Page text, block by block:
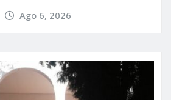
Ago 6, 2026